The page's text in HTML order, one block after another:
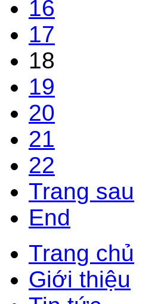
16
17
18
19
20
21
22
Trang sau
End
Trang chủ
Giới thiệu